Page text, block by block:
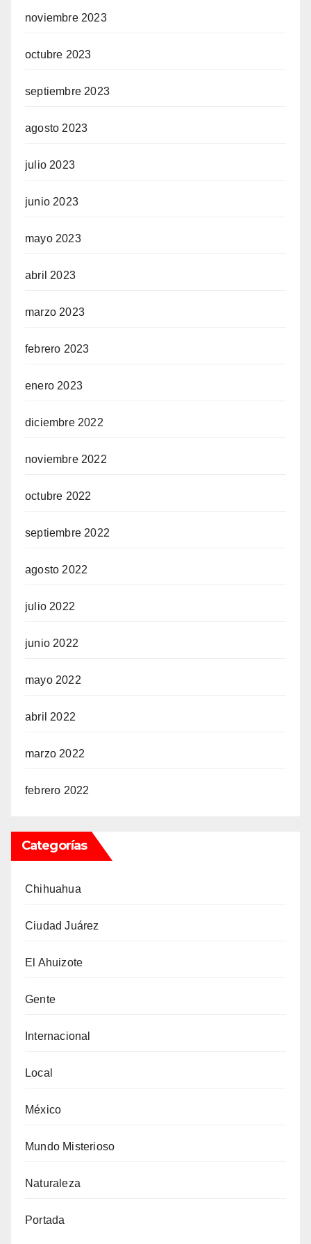
noviembre 2023
octubre 2023
septiembre 2023
agosto 2023
julio 2023
junio 2023
mayo 2023
abril 2023
marzo 2023
febrero 2023
enero 2023
diciembre 2022
noviembre 2022
octubre 2022
septiembre 2022
agosto 2022
julio 2022
junio 2022
mayo 2022
abril 2022
marzo 2022
febrero 2022
Categorías
Chihuahua
Ciudad Juárez
El Ahuizote
Gente
Internacional
Local
México
Mundo Misterioso
Naturaleza
Portada